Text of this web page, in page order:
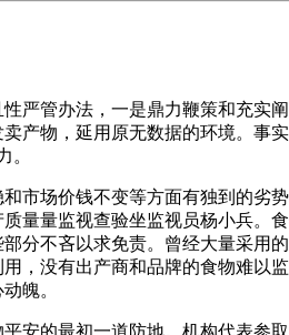
严管办法，一是鼎力鞭策和充实
产物，延用原无数据的环境。事
。
市场价钱不变等方面有独到的劣
量量监视查验坐监视员杨小兵。
分不吝以求免责。曾经大量采用
，没有出产商和品牌的食物难以
魄。
安的最初一道防地。机构代表参